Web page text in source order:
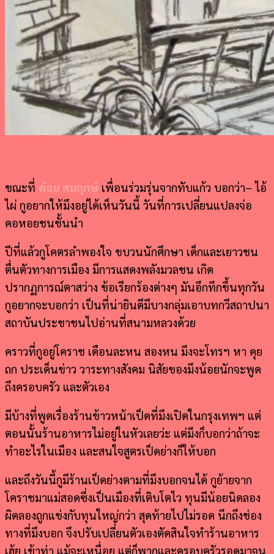
ขณะที่ ต๋อย สมฤกษ์ เพื่อนร่วมรุ่นจากทับแก้ว บอกว่า–ไอ้
ไผ่ กูอยากให้มึงอยู่ได้เห็นวันนี้ วันที่การเปลี่ยนแปลงจ่อ
คอหอยชนชั้นนำ
ปีที่แล้วกูโคตรลำพองใจ ขบวนนักศึกษา เด็กและเยาวชน
ตื่นตัวทางการเมือง มีการแสดงพลังมวลชน เกิด
ปรากฏการณ์ตาสว่าง ข้อเรียกร้องต่างๆ มันอึกทึกขึ้นทุกวัน
กูอยากจะบอกว่า เป็นที่น่ายินดีมีบางกลุ่มเอาบทกวีสถาปนา
สถาบันประชาชนไปอ่านที่สนามหลวงด้วย
คราวที่กูอยู่โคราช เดือนละหน สองหน มึงจะโทรฯ หา คุย
ถก ประเด็นข่าว วาระทางสังคม นิสัยของมึงน้อยนักจะพูด
ถึงครอบครัว และตัวเอง
มีบ้างที่พูดเรื่องร้านข้าวหน้าเป็ดที่มึงเปิดในกรุงเทพฯ แต่
ตอนนั้นร้านอาหารไม่อยู่ในหัวเลยว่ะ แต่มึงก็บอกว่าถ้าจะ
ทำอะไรในเมือง และสนใจสูตรเป็ดย่างก็ให้บอก
และถึงวันนี้กูมีร้านเป็ดย่างตามที่มึงบอกจนได้ กูย้ายจาก
โคราชมาแม่สอดซึ่งเป็นเมืองที่เติบโตไว ทุนมีน้อยนิดลอง
ผิดลองถูกแข่งกับทุนใหญ่กว่า สุดท้ายไปไม่รอด นึกถึงช่อง
ทางที่มึงบอก จึงปรับเปลี่ยนตัวเองตัดสินใจทำร้านอาหาร
เฮ้ย เข้าท่า แม้จะเหนื่อย แต่ก็พากูและครอบครัวรอดมาจน